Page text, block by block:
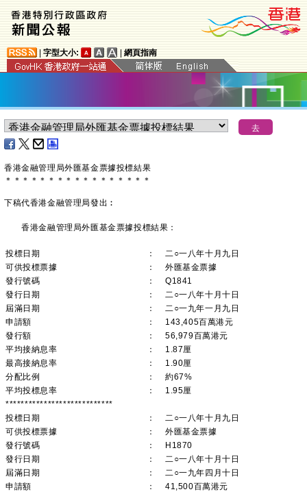
字型大小: 網頁指南
香港金融管理局外匯基金票據投標結果
＊ ＊ ＊ ＊ ＊ ＊ ＊ ＊ ＊ ＊ ＊ ＊ ＊ ＊ ＊ ＊ ＊
下稿代香港金融管理局發出︰
香港金融管理局外匯基金票據投標結果：
投標日期 ：
二○一八年十月九日
可供投標票據
：
外匯基金票據
發行號碼
：
Q1841
發行日期
：
二○一八年十月十日
屆滿日期
：
二○一九年一月九日
申請額
：
143,405百萬港元
發行額
：
56,979百萬港元
平均接納息率
：
1.87厘
最高接納息率
：
1.90厘
分配比例
：
約67%
平均投標息率
：
1.95厘
****************************
投標日期
：
二○一八年十月九日
可供投標票據
：
外匯基金票據
發行號碼
：
H1870
發行日期
：
二○一八年十月十日
屆滿日期
：
二○一九年四月十日
申請額
：
41,500百萬港元